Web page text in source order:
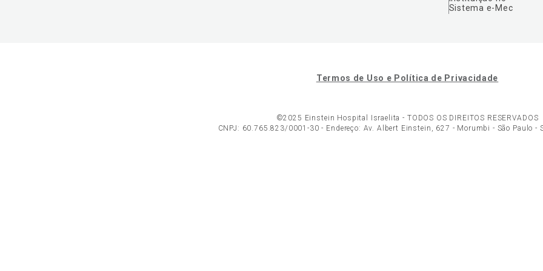
Sistema e-Mec
Termos de Uso e Política de Privacidade
©2025 Einstein Hospital Israelita - TODOS OS DIREITOS RESERVADOS
CNPJ: 60.765.823/0001-30 - Endereço: Av. Albert Einstein, 627 - Morumbi - São Paulo -